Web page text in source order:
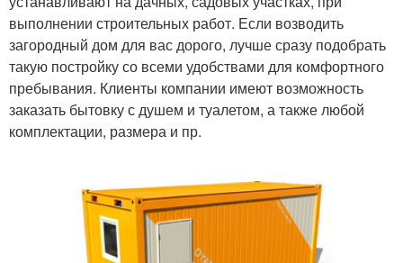
выполнении строительных работ. Если возводить
загородный дом для вас дорого, лучше сразу подобрать
такую постройку со всеми удобствами для комфортного
пребывания. Клиенты компании имеют возможность
заказать бытовку с душем и туалетом, а также любой
комплектации, размера и пр.